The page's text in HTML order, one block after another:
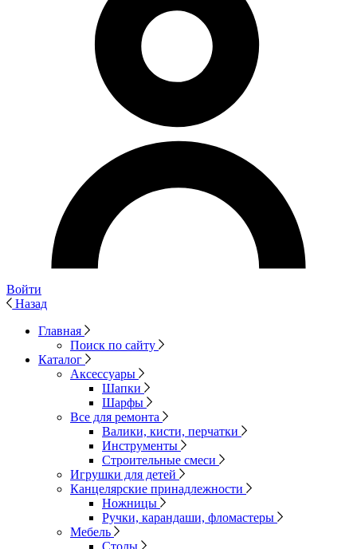
Войти
Назад
Главная
Поиск по сайту
Каталог
Аксессуары
Шапки
Шарфы
Все для ремонта
Валики, кисти, перчатки
Инструменты
Строительные смеси
Игрушки для детей
Канцелярские принадлежности
Ножницы
Ручки, карандаши, фломастеры
Мебель
Столы